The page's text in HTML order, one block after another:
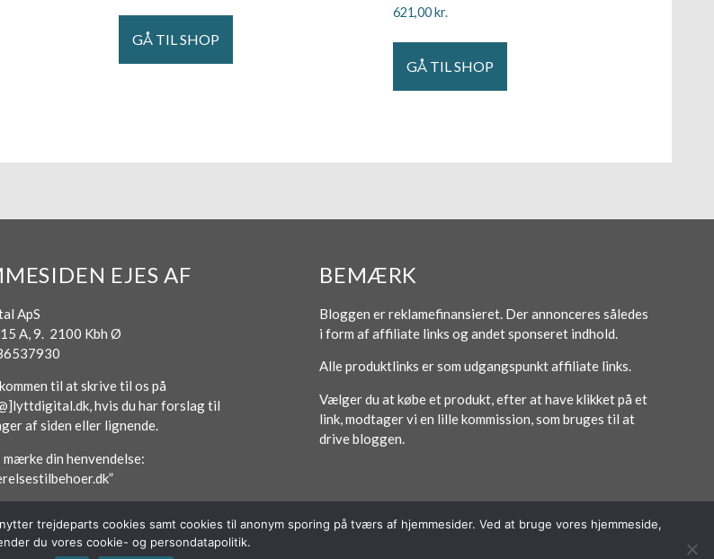
GÅ TIL SHOP
621,00kr.
GÅ TIL SHOP
EJES AF
ApS
A, 9. 2100 Kbh Ø
til at skrive til os på
hvis du har forslag til
af siden eller lignende.
mærke din henvendelse:
BEMÆRK
Bloggen er reklamefinansieret. Der annonceres således
i form af affiliate links og andet sponseret indhold.
Alle produktlinks er som udgangspunkt affiliate links.
Vælger du at købe et produkt, efter at have klikket på et
link, modtager vi en lille kommission, som bruges til at
drive bloggen.
trejdeparts cookies samt cookies til anonym sporing på tværs af hjemmesider. Ved at bruge vores hjemmeside,
du vores cookie- og persondatapolitik.